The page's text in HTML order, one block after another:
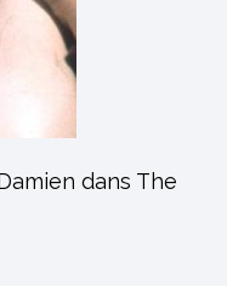
dans The